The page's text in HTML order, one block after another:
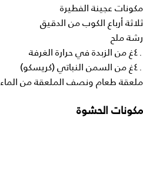
مكونات عجينة الفطيرة
ثلاثة أرباع الكوب من الدقيق
رشة ملح
٤٠غ من الزبدة في حرارة الغرفة
٤٠غ من السمن النباتي (كريسكو)
ملعقة طعام ونصف الملعقة من الماء
مكونات الحشوة